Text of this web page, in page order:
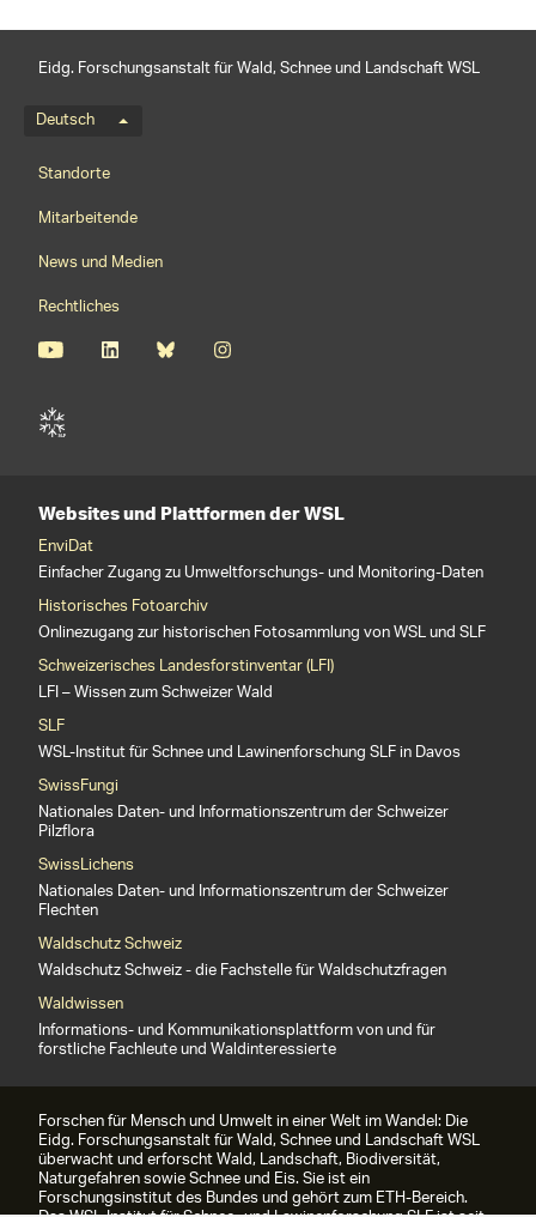
Eidg. Forschungsanstalt für Wald, Schnee und Landschaft WSL
Sprachmenü
Deutsch
Footernavigation
Standorte
Mitarbeitende
News und Medien
Rechtliches
Websites und Plattformen der WSL
EnviDat
Einfacher Zugang zu Umweltforschungs- und Monitoring-Daten
Historisches Fotoarchiv
Onlinezugang zur historischen Fotosammlung von WSL und SLF
Schweizerisches Landesforstinventar (LFI)
LFI – Wissen zum Schweizer Wald
SLF
WSL-Institut für Schnee und Lawinenforschung SLF in Davos
SwissFungi
Nationales Daten- und Informationszentrum der Schweizer
Pilzflora
SwissLichens
Nationales Daten- und Informationszentrum der Schweizer
Flechten
Waldschutz Schweiz
Waldschutz Schweiz - die Fachstelle für Waldschutzfragen
Waldwissen
Informations- und Kommunikationsplattform von und für
forstliche Fachleute und Waldinteressierte
Forschen für Mensch und Umwelt in einer Welt im Wandel: Die
Eidg. Forschungsanstalt für Wald, Schnee und Landschaft WSL
überwacht und erforscht Wald, Landschaft, Biodiversität,
Naturgefahren sowie Schnee und Eis. Sie ist ein
Forschungsinstitut des Bundes und gehört zum ETH-Bereich.